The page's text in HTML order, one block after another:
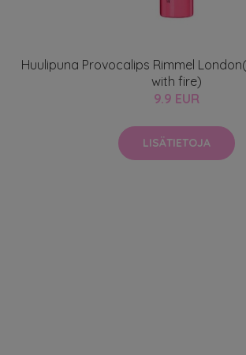
Huulipuna Provocalips Rimmel
with fire)
9.9 EUR
LISÄTIETOJA